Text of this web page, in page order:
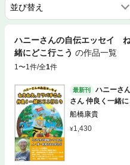
ハニーさんの自伝エッセイ
緒にどこ行こう の作品一覧
1〜1件/全1件
最新刊
ハニーさ
さん 仲良く一緒
船橋康貴
1,430